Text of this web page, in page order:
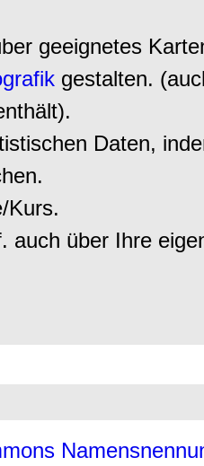
geeignetes
gestalten.
Daten,
Kurs.
auch über Ihre